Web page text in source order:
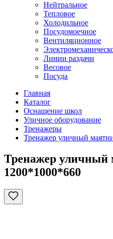
Нейтральное
Тепловое
Холодильное
Посудомоечное
Вентиляционное
Линии раздачи
Весовое
Посуда
Главная
Каталог
Оснащение школ
Уличное оборудование
Тренажеры
Тренажер уличный
Тренажер уличный
1200*1000*660